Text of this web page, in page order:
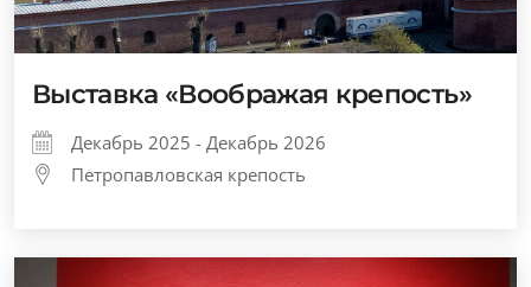
Выставка «Воображая крепость»
Декабрь 2025 - Декабрь 2026
Петропавловская крепость